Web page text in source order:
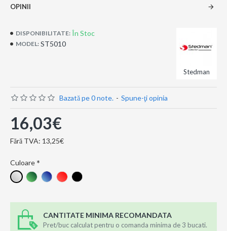
OPINII
DISPONIBILITATE: În Stoc
MODEL: ST5010
Stedman
Bazată pe 0 note. - Spune-ţi opinia
16,03€
Fără TVA: 13,25€
Culoare
CANTITATE MINIMA RECOMANDATA
Pret/buc calculat pentru o comanda minima de 3 bucati.